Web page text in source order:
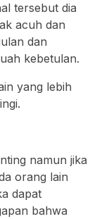
tersebut dia
acuh dan
dan
kebetulan.
yang lebih
namun jika
orang lain
dapat
bahwa